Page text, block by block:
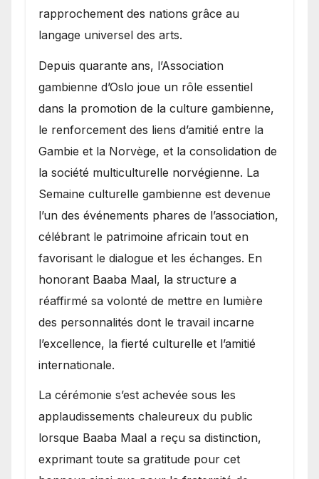
rapprochement des nations grâce au
langage universel des arts.
​Depuis quarante ans, l’Association
gambienne d’Oslo joue un rôle essentiel
dans la promotion de la culture gambienne,
le renforcement des liens d’amitié entre la
Gambie et la Norvège, et la consolidation de
la société multiculturelle norvégienne. La
Semaine culturelle gambienne est devenue
l’un des événements phares de l’association,
célébrant le patrimoine africain tout en
favorisant le dialogue et les échanges. En
honorant Baaba Maal, la structure a
réaffirmé sa volonté de mettre en lumière
des personnalités dont le travail incarne
l’excellence, la fierté culturelle et l’amitié
internationale.
​La cérémonie s’est achevée sous les
applaudissements chaleureux du public
lorsque Baaba Maal a reçu sa distinction,
exprimant toute sa gratitude pour cet